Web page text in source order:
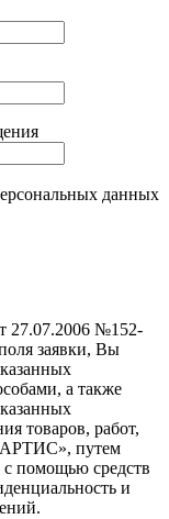
данных
27.07.2006 №152-
заявки, Вы
а также
товаров, работ,
путем
помощью средств
и